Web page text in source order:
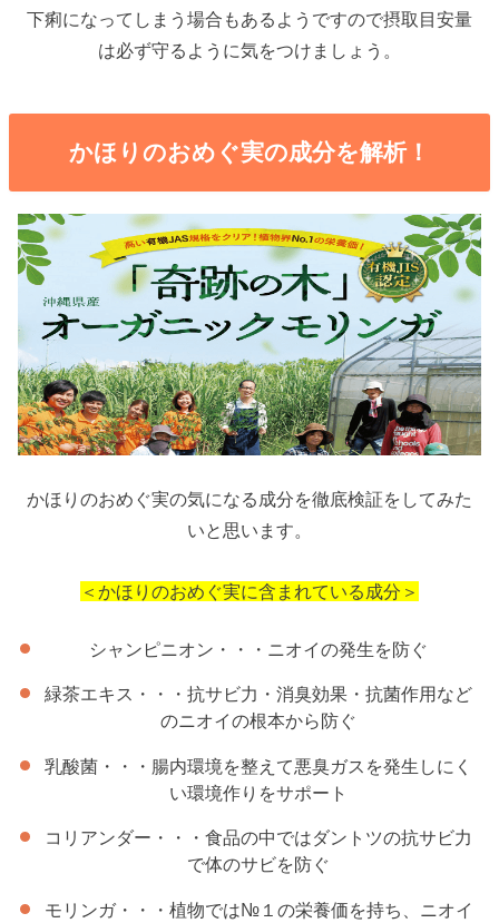
下痢になってしまう場合もあるようですので摂取目安量
は必ず守るように気をつけましょう。
かほりのおめぐ実の成分を解析！
かほりのおめぐ実の気になる成分を徹底検証をしてみた
いと思います。
＜かほりのおめぐ実に含まれている成分＞
シャンピニオン・・・ニオイの発生を防ぐ
緑茶エキス・・・抗サビ力・消臭効果・抗菌作用など
のニオイの根本から防ぐ
乳酸菌・・・腸内環境を整えて悪臭ガスを発生しにく
い環境作りをサポート
コリアンダー・・・食品の中ではダントツの抗サビ力
で体のサビを防ぐ
モリンガ・・・植物では№１の栄養価を持ち、ニオイ